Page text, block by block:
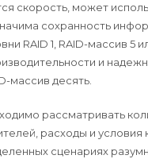
скорость, может
сохранность
RAID 1, RAID-массив 5
и
массив десять.
рассматривать
расходы и
сценариях